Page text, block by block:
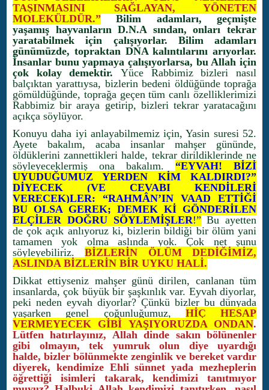
TAŞINMASINI SAĞLAYAN, YÖNETEN
MOLEKÜLDÜR.”
Bilim adamları, geçmişte
yaşamış hayvanların D.N.A sından, onları tekrar
yaratabilmek için çalışıyorlar. Bilim adamları
günümüzde, topraktan DNA kalıntılarını arıyorlar.
İnsanlar bunu yapmaya çalışıyorlarsa, bu Allah için
çok kolay demektir. Yüce Rabbimiz bizleri nasıl
balçıktan yarattıysa, bizlerin bedeni öldüğünde toprağa
gömüldüğünde, toprağa geçen tüm canlı özelliklerimizi
Rabbimiz bir araya getirip, bizleri tekrar yaratacağını
açıkça söylüyor.
Konuyu daha iyi anlayabilmemiz için, Yasin suresi 52.
Ayete bakalım, acaba insanlar mahşer gününde,
öldüklerini zannettikleri halde, tekrar dirildiklerinde ne
söyleyeceklermiş ona bakalım. “EYVAH! BİZİ
UYUDUĞUMUZ YERDEN KİM KALDIRDI?”
DİYECEK (VE CEVABI KENDİLERİ
VERECEK)LER: “RAHMÂN’IN VAAD ETTİĞİ
BU OLSA GEREK; DEMEK Kİ GÖNDERİLEN
ELÇİLER DOĞRU SÖYLEMİŞLER!” Bu ayetten
de çok açık anlıyoruz ki, bizlerin bildiği bir ölüm yani
tamamen yok olma aslında yok. Çok net şunu
söyleyebiliriz.BİZLERİN ÖLÜM DEDİĞİMİZ,
ASLINDA BİZLERİN BİR UYKU HALİ.
Dikkat ettiyseniz mahşer günü dirilen, canlanan tüm
insanlarda, çok büyük bir şaşkınlık var. Eyvah diyorlar,
peki neden eyvah diyorlar? Çünkü bizler bu dünyada
yaşarken genel çoğunluğumuz, HİÇ HESAP
VERMEYECEK GİBİ YAŞIYORUZDA ONDAN.
Lütfen hatırlayınız, Allah dinde sakın bölünenler
gibi olmayın, tek yumruk olun diye uyardığı
halde, bizler bölünmekte zenginlik ve bereket vardır
diyerek, kendimize Ehli sünnet yada mezheplerin
öğrettiği isimleri takarak, kendimizi tanıtmıyor